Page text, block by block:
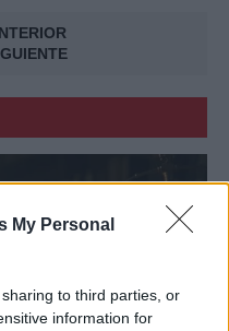
My Personal
to third parties, or
information for